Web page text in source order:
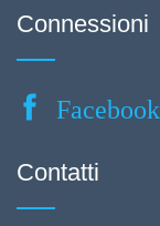
Connessioni
Facebook
Contatti